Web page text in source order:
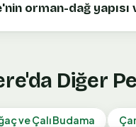
orman-dağ
'da Diğer
ve Çalı Budama